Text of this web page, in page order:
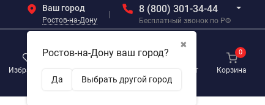
Ваш город
Ростов-на-Дону
✖
Ростов-на-Дону ваш город?
Да Выбрать другой город
8 (800) 301-34-44
Бесплатный звонок по РФ
Избранное
0
Личный кабинет Корзина
0